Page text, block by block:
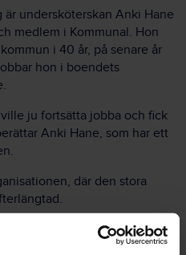
är undersköterskan Anki Hane
medlem i Kommunal. Hon
i 40 år, på senare år
hon i boendets
ju fortsätta jobba och fick
Anki Hane, som har ett
där den stora
som huvudskyddsombud. Det
omorganisation men de flesta